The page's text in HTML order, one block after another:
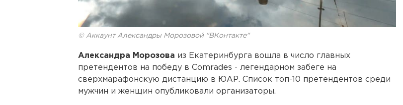
© Аккаунт Александры Морозовой "ВКонтакте"
Александра Морозова из Екатеринбурга вошла в число главных
претендентов на победу в Comrades - легендарном забеге на
сверхмарафонскую дистанцию в ЮАР. Список топ-10 претендентов среди
мужчин и женщин опубликовали организаторы.